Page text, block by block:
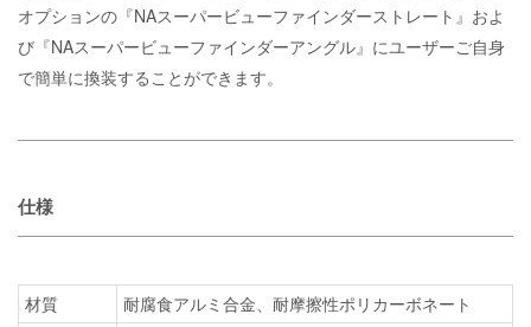
オプションの『NAスーパービューファインダーストレート』およ
び『NAスーパービューファインダーアングル』にユーザーご自身
で簡単に換装することができます。
仕様
材質
耐腐食アルミ合金、耐摩擦性ポリカーボネート